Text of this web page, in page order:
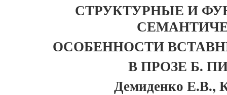
СТРУКТУРНЫЕ И
ОСОБЕННОСТИ
В ПРОЗЕ Б.
Демиденко Е.В.,